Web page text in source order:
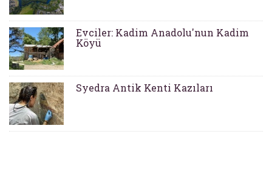
Evciler: Kadim Anadolu'nun Kadim
Köyü
Syedra Antik Kenti Kazıları